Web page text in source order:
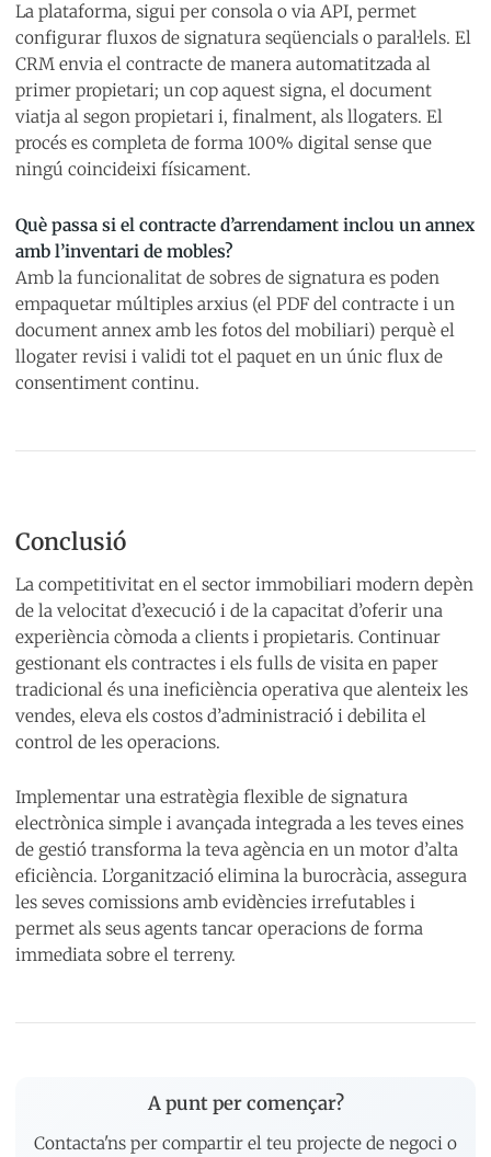
La plataforma, sigui per consola o via API, permet
configurar fluxos de signatura seqüencials o paral·lels. El
CRM envia el contracte de manera automatitzada al
primer propietari; un cop aquest signa, el document
viatja al segon propietari i, finalment, als llogaters. El
procés es completa de forma 100% digital sense que
ningú coincideixi físicament.
Què passa si el contracte d’arrendament inclou un annex
amb l’inventari de mobles?
Amb la funcionalitat de sobres de signatura es poden
empaquetar múltiples arxius (el PDF del contracte i un
document annex amb les fotos del mobiliari) perquè el
llogater revisi i validi tot el paquet en un únic flux de
consentiment continu.
Conclusió
La competitivitat en el sector immobiliari modern depèn
de la velocitat d’execució i de la capacitat d’oferir una
experiència còmoda a clients i propietaris. Continuar
gestionant els contractes i els fulls de visita en paper
tradicional és una ineficiència operativa que alenteix les
vendes, eleva els costos d’administració i debilita el
control de les operacions.
Implementar una estratègia flexible de signatura
electrònica simple i avançada integrada a les teves eines
de gestió transforma la teva agència en un motor d’alta
eficiència. L’organització elimina la burocràcia, assegura
les seves comissions amb evidències irrefutables i
permet als seus agents tancar operacions de forma
immediata sobre el terreny.
A punt per començar?
Contacta'ns per compartir el teu projecte de negoci o